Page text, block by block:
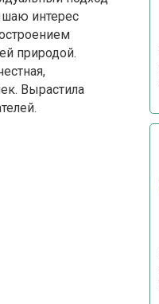
интерес
природой.
Вырастила